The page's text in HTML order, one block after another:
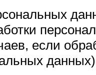
если